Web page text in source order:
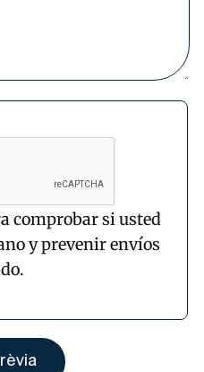
comprobar si usted
y prevenir envíos